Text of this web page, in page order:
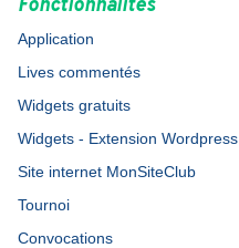
Fonctionnalités
Application
Lives commentés
Widgets gratuits
Widgets - Extension Wordpress
Site internet MonSiteClub
Tournoi
Convocations